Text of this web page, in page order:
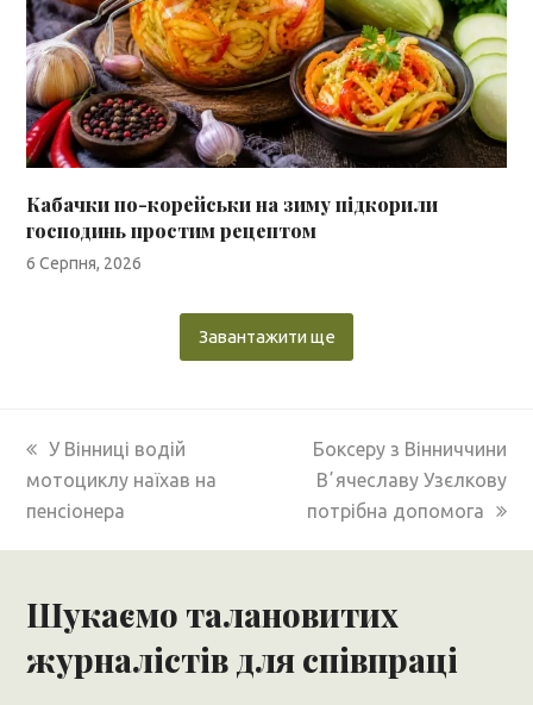
Кабачки по-корейськи на зиму підкорили
господинь простим рецептом
6 Серпня, 2026
Завантажити ще
previous
post:
У Вінниці водій
мотоциклу наїхав на
пенсіонера
next
post:
Боксеру з Вінниччини
Вʼячеславу Узєлкову
потрібна допомога
Шукаємо талановитих
журналістів для співпраці